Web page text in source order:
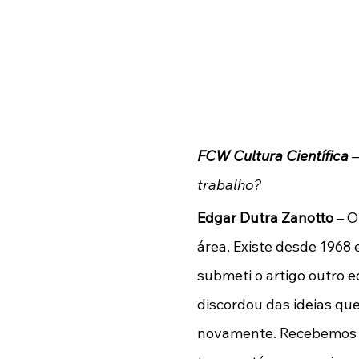
FCW Cultura Científica
trabalho?
Edgar Dutra Zanotto – O
área. Existe desde
submeti o artigo outro
discordou das ideias
novamente.